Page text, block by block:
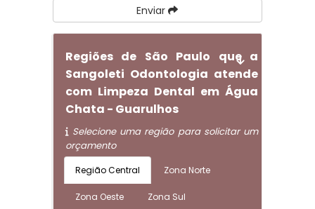
Enviar
Regiões de São Paulo que a
Sangoleti Odontologia atende
com Limpeza Dental em Água
Chata - Guarulhos
Selecione uma região para solicitar um
orçamento
Região Central Zona Norte
Zona Oeste Zona Sul